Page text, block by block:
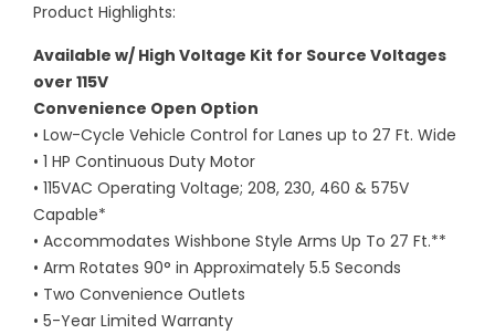
Product Highlights:
Available w/ High Voltage Kit for Source Voltages
over 115V
Convenience Open Option
• Low-Cycle Vehicle Control for Lanes up to 27 Ft. Wide
• 1 HP Continuous Duty Motor
• 115VAC Operating Voltage; 208, 230, 460 & 575V
Capable*
• Accommodates Wishbone Style Arms Up To 27 Ft.**
• Arm Rotates 90° in Approximately 5.5 Seconds
• Two Convenience Outlets
• 5-Year Limited Warranty